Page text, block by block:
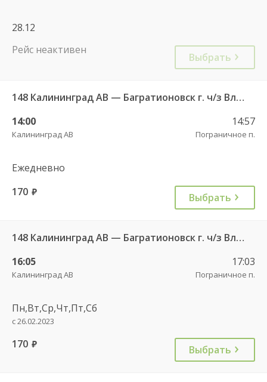
28.12
Рейс неактивен
Выбрать
148 Калининград АВ — Багратионовск г. ч/з Владимирово п., Славское п., Долгоруково п.
14:00
Калининград АВ
14:57
Пограничное п.
Ежедневно
170 руб. Выбрать
148 Калининград АВ — Багратионовск г. ч/з Владимирово п., Славское п., Долгоруково п.
16:05
Калининград АВ
17:03
Пограничное п.
Пн,Вт,Ср,Чт,Пт,Сб
с 26.02.2023
170 руб. Выбрать